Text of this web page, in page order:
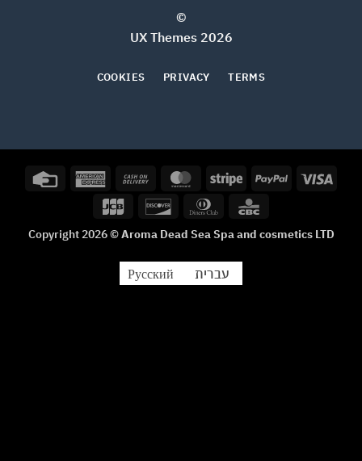
2026 UX Themes
TERMS
PRIVACY
COOKIES
Visa
PayPal
Stripe
MasterCard
Cash
Delivery
American
Credit
CBC
Dinners
Discover
JCB
Copyright 2026 ©Aroma Dead Sea Spa and cosmetics LTD
עברית Русский